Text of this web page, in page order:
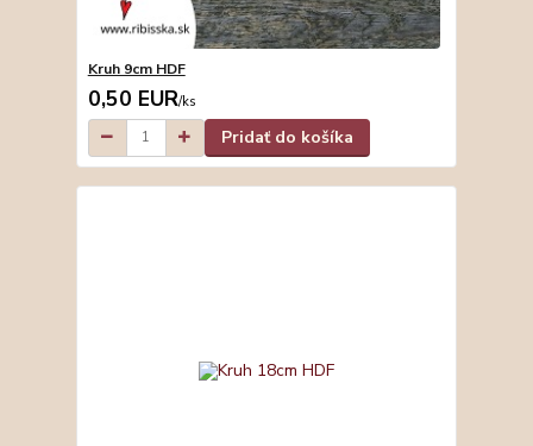
Kruh 9cm HDF
0,50 EUR/ks
Pridať do košíka